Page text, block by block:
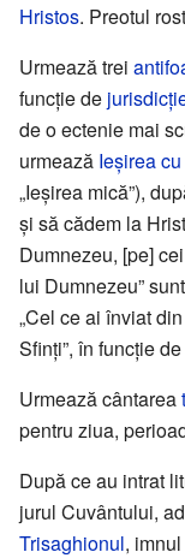
Hristos. Preotul
Urmează trei
funcție de
de o ectenie mai
urmează Ieșirea
„Ieșirea mică”),
și să cădem la
Dumnezeu, [pe]
lui Dumnezeu”
„Cel ce ai înviat
Sfinți”, în funcție
Urmează cântarea
pentru ziua,
După ce au intrat
jurul Cuvântului,
Trisaghionul,